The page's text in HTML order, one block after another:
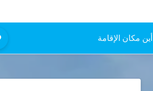
أين مكان الإقامة